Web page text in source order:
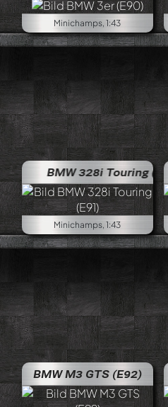
Minichamps, 1:43
BMW 328i Touring (E91)
Minichamps, 1:43
BMW M3 GTS (E92)